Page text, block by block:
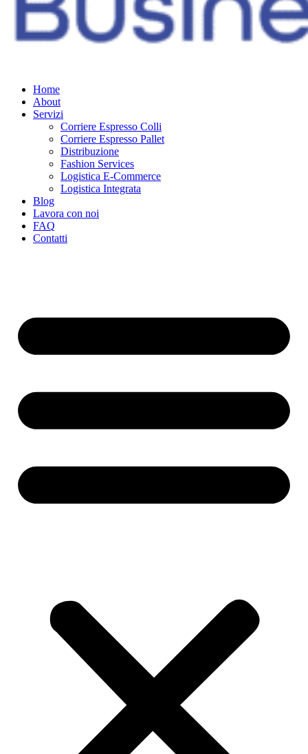
Home
About
Servizi
Corriere Espresso Colli
Corriere Espresso Pallet
Distribuzione
Fashion Services
Logistica E-Commerce
Logistica Integrata
Blog
Lavora con noi
FAQ
Contatti